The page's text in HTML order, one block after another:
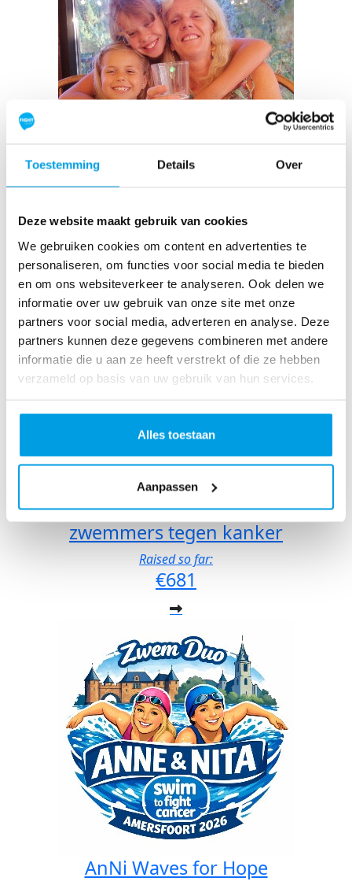
Toestemming Details Over
Deze website maakt gebruik van cookies
We gebruiken cookies om content en advertenties te
personaliseren, om functies voor social media te bieden
en om ons websiteverkeer te analyseren. Ook delen we
informatie over uw gebruik van onze site met onze
partners voor social media, adverteren en analyse. Deze
partners kunnen deze gegevens combineren met andere
informatie die u aan ze heeft verstrekt of die ze hebben
verzameld op basis van uw gebruik van hun services.
Alles toestaan
Aanpassen
Raised so far:
€1.586
zwemmers tegen kanker
Raised so far:
€681
AnNi Waves for Hope